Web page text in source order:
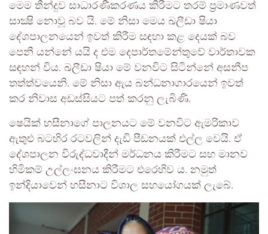
මෙම තීන්දුව සාධාරණීකරණය කිරීමට තරම් ප්‍රමාණවත්
සාක්‍ෂි නොවූ බව යි. මේ නිසා මෙය ඛලීඩා ෂියා
දේශපාලනයෙන් ඉවත් කිරීම සඳහා කළ දෙයක් බව
පෙනී යන්නේ යයි ද එම දෙපාර්තමේන්තුවේ වාර්තාවක
සඳහන් විය. ඛලීඩා ෂියා මේ වනවිට සිටින්නේ අසනීප
තත්ත්වයෙනි. මේ නිසා ඇය බන්ධනාගාරයෙන් ඉවත්
කර නිවාස අඩස්සියට පත් කරනු ලැබිණි.
ෂෙයික් හසීනාගේ පාලනයට මේ වනවිට ඇමරිකාව
ඇතුළු බටහිර රටවලින් දැඩි පීඩනයක් එල්ල වෙයි. ඒ
දේශපාලන විරුද්ධවාදීන් මර්ධනය කිරීමට සහ මානව
හිමිකම් උල්ලංඝනය කිරීමට එරෙහිව ය. නමුත්
ඉන්දියාවෙන් හසීනාට විශාල සහයෝගයක් ලැබේ.